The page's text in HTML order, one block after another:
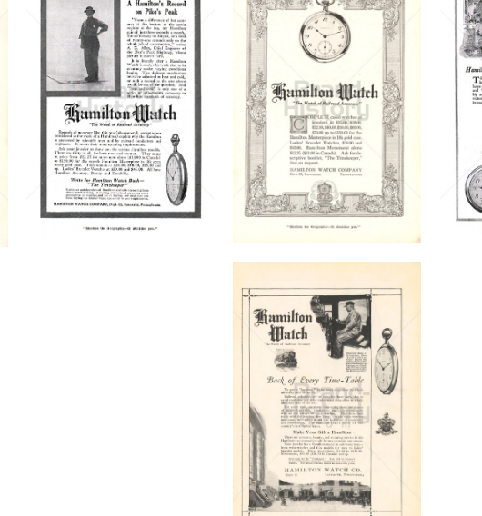
HAMILTON WATCH
Hamilton
International Ltd.
1916
Bild-ID: 5470
HAMILTON WATCH
Hamilton
International Ltd.
1917
Bild-ID: 4410
HAMILTON WATCH
Hamilton
International Ltd.
1919